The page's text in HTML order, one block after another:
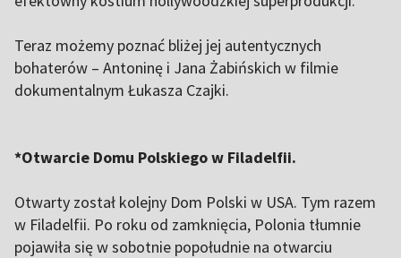
Teraz możemy poznać bliżej jej autentycznych
bohaterów – Antoninę i Jana Żabińskich w filmie
dokumentalnym Łukasza Czajki.
*Otwarcie Domu Polskiego w Filadelfii.
Otwarty został kolejny Dom Polski w USA. Tym razem
w Filadelfii. Po roku od zamknięcia, Polonia tłumnie
pojawiła się w sobotnie popołudnie na otwarciu